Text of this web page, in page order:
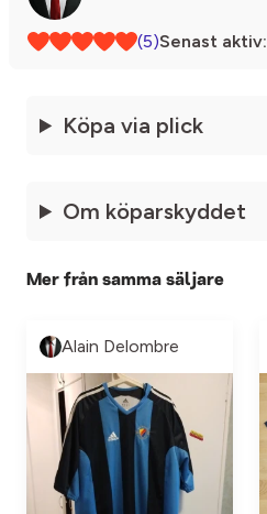
(5)Senast aktiv:
Köpa via plick
Om köparskyddet
Mer från samma säljare
Alain Delombre